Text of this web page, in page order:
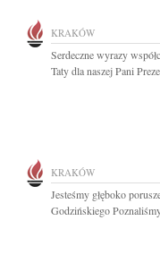
KRAKÓW
Serdeczne wyrazy
Taty dla naszej Pani
KRAKÓW
Jesteśmy głęboko
Godzińskiego